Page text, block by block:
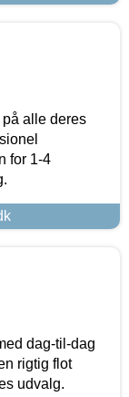
på alle deres
for 1-4
dag-til-dag
rigtig flot
udvalg.